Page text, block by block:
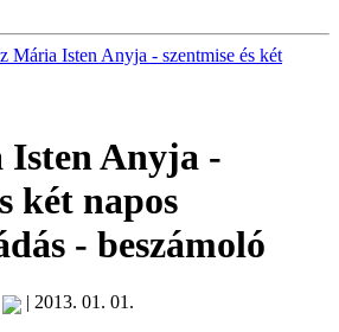
Mária Isten Anyja - szentmise és két
Isten Anyja -
két napos
- beszámoló
| 2013. 01. 01.